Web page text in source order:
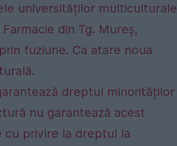
universităților multiculturale
din Tg. Mureș,
fuziune. Ca atare noua
dreptul minorităților
nu garantează acest
cu privire la dreptul la